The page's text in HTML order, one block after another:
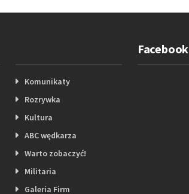
Komunikaty
Rozrywka
Kultura
ABC wędkarza
Warto zobaczyć!
Militaria
Galeria Firm
Facebook